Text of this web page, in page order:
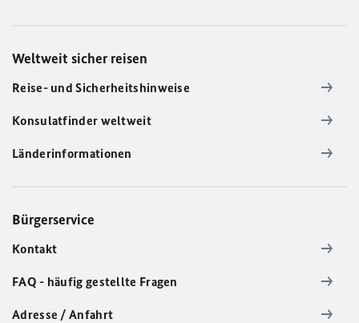
Weltweit sicher reisen
Reise- und Sicherheitshinweise
Konsulatfinder weltweit
Länderinformationen
Bürgerservice
Kontakt
FAQ - häufig gestellte Fragen
Adresse / Anfahrt